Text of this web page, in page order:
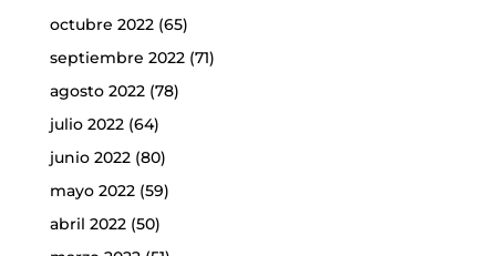
octubre 2022(65)
septiembre 2022(71)
agosto 2022(78)
julio 2022(64)
junio 2022(80)
mayo 2022(59)
abril 2022(50)